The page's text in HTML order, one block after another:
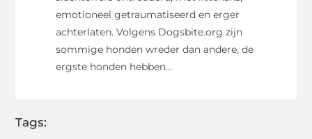
emotioneel getraumatiseerd en erger
achterlaten. Volgens Dogsbite.org zijn
sommige honden wreder dan andere, de
ergste honden hebben...
Tags: